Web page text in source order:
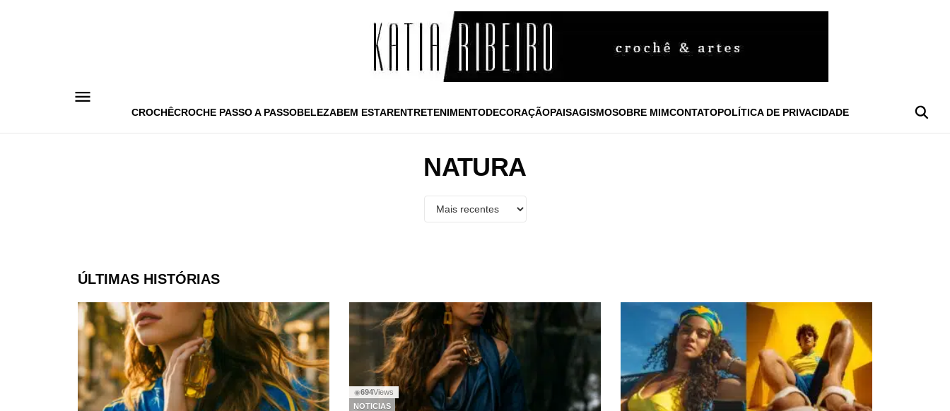
CROCHÊCROCHE PASSO A PASSOBELEZABEM ESTARENTRETENIMENTODECORAÇÃOPAISAGISMOSOBRE MIMCONTATOPOLÍTICA DE PRIVACIDADE
NATURA
ÚLTIMAS HISTÓRIAS
◉694Views
NOTICIAS